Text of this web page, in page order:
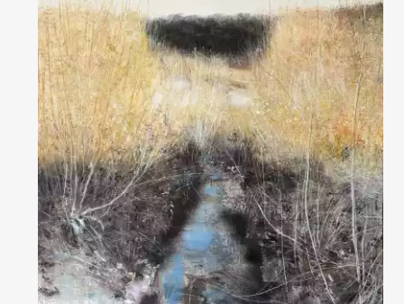
Об авторе
Член Союза художников России.
Родился в 1970 в Нальчике.
В 1989 окончил Свердловское художественное училище им.
Шадра.